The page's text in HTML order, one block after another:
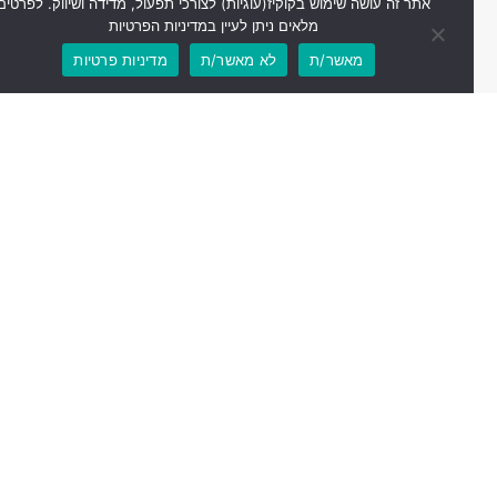
מלאים ניתן לעיין במדיניות הפרטיות
מאשר/ת
לא מאשר/ת מדיניות פרטיות